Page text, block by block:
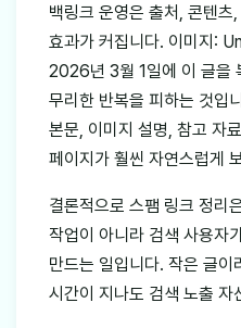
백링크 운영은 출처, 콘텐
효과가 커집니다. 이미지:
2026년 3월 1일에 이 글을
무리한 반복을 피하는 것입
본문, 이미지 설명, 참고 자
페이지가 훨씬 자연스럽게
결론적으로 스팸 링크 정리
작업이 아니라 검색 사용자
만드는 일입니다. 작은 글이
시간이 지나도 검색 노출 자